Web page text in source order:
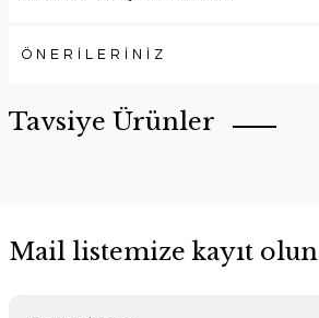
ÖNERİLERİNİZ
Tavsiye Ürünler
Mail listemize kayıt olun